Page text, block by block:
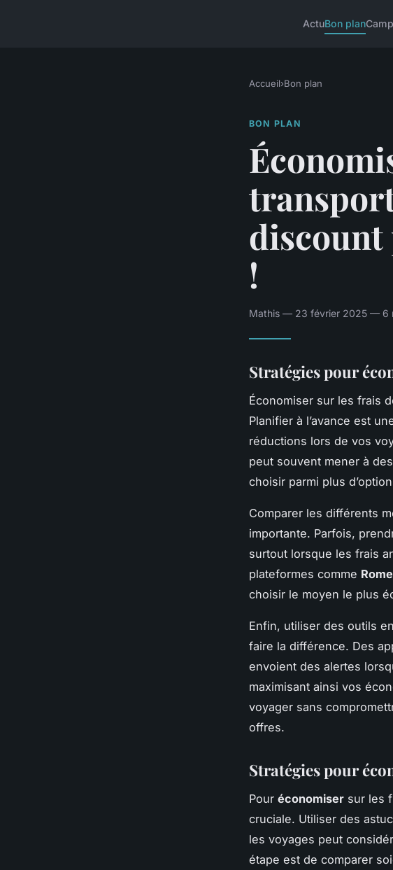
ActuBon plan
Accueil›Bon plan
BON PLAN
transport
discount
!
Mathis — 23 février 2025 — 6
Stratégies pour
Économiser sur les frais
Planifier à l’avance est
réductions lors de vos
peut souvent mener à
choisir parmi plus
Comparer les différents
importante. Parfois,
surtout lorsque les frais
plateformes comme
choisir le moyen le plus
Enfin, utiliser des outils
faire la différence. Des
envoient des alertes
maximisant ainsi vos
voyager sans
offres.
Stratégies pour
Pour économiser sur les
cruciale. Utiliser des
les voyages peut
étape est de comparer